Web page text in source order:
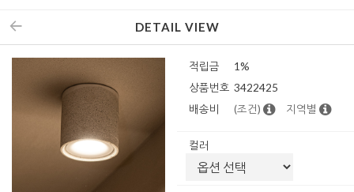
DETAIL VIEW
적립금
1%
상품번호 3422425
배송비
(조건) 지역별
컬러